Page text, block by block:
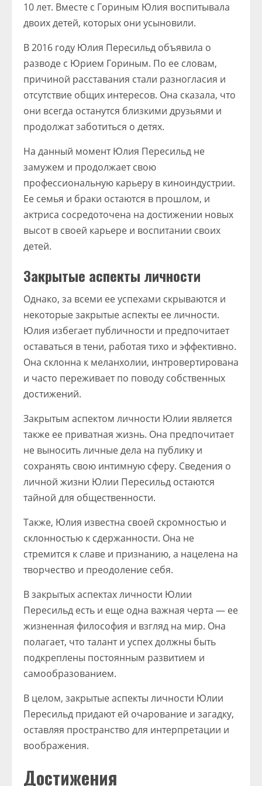
10 лет. Вместе с Гориным Юлия воспитывала
двоих детей, которых они усыновили.
В 2016 году Юлия Пересильд объявила о
разводе с Юрием Гориным. По ее словам,
причиной расставания стали разногласия и
отсутствие общих интересов. Она сказала, что
они всегда останутся близкими друзьями и
продолжат заботиться о детях.
На данный момент Юлия Пересильд не
замужем и продолжает свою
профессиональную карьеру в киноиндустрии.
Ее семья и браки остаются в прошлом, и
актриса сосредоточена на достижении новых
высот в своей карьере и воспитании своих
детей.
Закрытые аспекты личности
Однако, за всеми ее успехами скрываются и
некоторые закрытые аспекты ее личности.
Юлия избегает публичности и предпочитает
оставаться в тени, работая тихо и эффективно.
Она склонна к меланхолии, интровертирована
и часто переживает по поводу собственных
достижений.
Закрытым аспектом личности Юлии является
также ее приватная жизнь. Она предпочитает
не выносить личные дела на публику и
сохранять свою интимную сферу. Сведения о
личной жизни Юлии Пересильд остаются
тайной для общественности.
Также, Юлия известна своей скромностью и
склонностью к сдержанности. Она не
стремится к славе и признанию, а нацелена на
творчество и преодоление себя.
В закрытых аспектах личности Юлии
Пересильд есть и еще одна важная черта — ее
жизненная философия и взгляд на мир. Она
полагает, что талант и успех должны быть
подкреплены постоянным развитием и
самообразованием.
В целом, закрытые аспекты личности Юлии
Пересильд придают ей очарование и загадку,
оставляя пространство для интерпретации и
воображения.
Достижения